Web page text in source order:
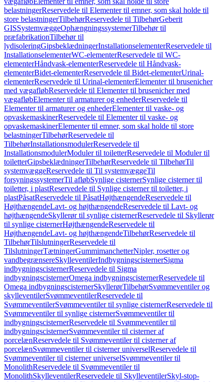
belastningerReservedele til Elementer til emner, som skal holde til
store belastningerTilbehørReservedele til TilbehørGeberit
GISSystemvæggeOphængningssystemerTilbehør til
præfabrikationTilbehør til
lydisoleringGipsbeklædningerInstallationselementerReservedele til
InstallationselementerWC-elementerReservedele til WC-
elementerHåndvask-elementerReservedele til Håndvask-
elementerBidet-elementerReservedele til Bidet-elementerUrinal-
elementerReservedele til Urinal-elementerElementer til brusenicher
med vægafløbReservedele til Elementer til brusenicher med
vægafløbElementer til armaturer og enhederReservedele til
Elementer til armaturer og enhederElementer til vaske- og
opvaskemaskinerReservedele til Elementer til vaske- og
opvaskemaskinerElementer til emner, som skal holde til store
belastningerTilbehørReservedele til
TilbehørInstallationsmodulerReservedele til
InstallationsmodulerModuler til toiletterReservedele til Moduler til
toiletterGipsbeklædningerTilbehørReservedele til TilbehørTil
systemvæggeReservedele til Til systemvæggeTil
forsyningssystemerTil afløbSynlige cisternerSynlige cisterner til
toiletter, i plastReservedele til Synlige cisterner til toiletter, i
plastPåsatReservedele til PåsatHøjthængendeReservedele til
HøjthængendeLavt- og højthængendeReservedele til Lavt- og
højthængendeSkyllerør til synlige cisternerReservedele til Skyllerør
til synlige cisternerHøjthængendeReservedele til
HøjthængendeLavt- og højthængendeTilbehørReservedele til
TilbehørTilslutningerReservedele til
TilslutningerTætningerGummimanchetterNipler, rosetter og
vandbegrænsereSkylleventilerIndbygningscisternerSigma
indbygningscisternerReservedele til Sigma
indbygningscisternerOmega indbygningscisternerReservedele til
Omega indbygningscisternerSkyllerørTilbehørSvømmeventiler og
skylleventilerSvømmeventilerReservedele til
SvømmeventilerSvømmeventiler til synlige cisternerReservedele til
Svømmeventiler til synlige cisternerSvømmeventiler til
indbygningscisternerReservedele til Svømmeventiler til
indbygningscisternerSvømmeventiler til cisterner af
porcelænReservedele til Svømmeventiler til cisterner af
porcelænSvømmeventiler til cisterner universelReservedele til
Svømmeventiler til cisterner universelSvømmeventiler til
MonolithReservedele til Svømmeventiler til
MonolithSkylleventilerReservedele til SkylleventilerSkyl-stop-